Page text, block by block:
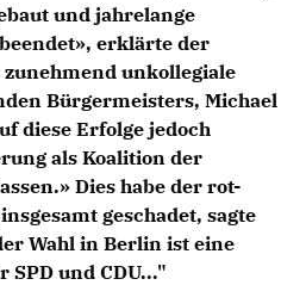
und jahrelange
erklärte der
unkollegiale
Bürgermeisters, Michael
diese Erfolge jedoch
als Koalition der
Dies habe der rot-
geschadet, sagte
Wahl in Berlin ist eine
und CDU..."